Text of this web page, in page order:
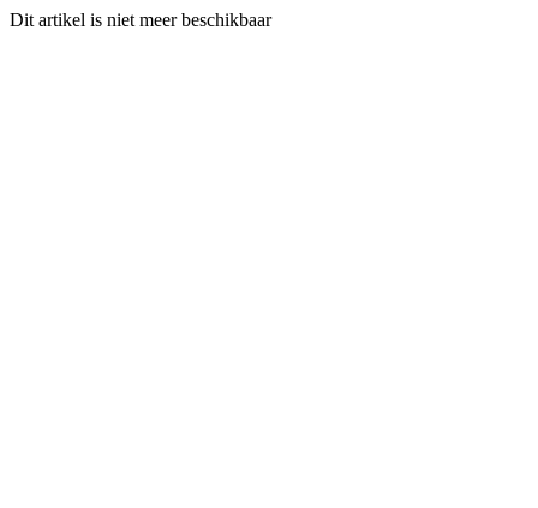
Dit artikel is niet meer beschikbaar